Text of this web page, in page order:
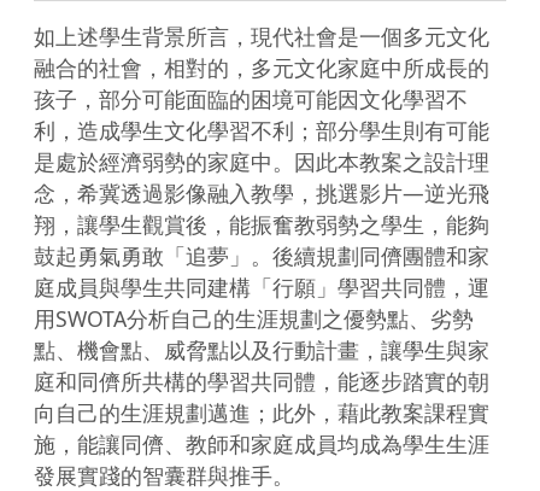
如上述學生背景所言，現代社會是一個多元文化
融合的社會，相對的，多元文化家庭中所成長的
孩子，部分可能面臨的困境可能因文化學習不
利，造成學生文化學習不利；部分學生則有可能
是處於經濟弱勢的家庭中。因此本教案之設計理
念，希冀透過影像融入教學，挑選影片—逆光飛
翔，讓學生觀賞後，能振奮教弱勢之學生，能夠
鼓起勇氣勇敢「追夢」。後續規劃同儕團體和家
庭成員與學生共同建構「行願」學習共同體，運
用SWOTA分析自己的生涯規劃之優勢點、劣勢
點、機會點、威脅點以及行動計畫，讓學生與家
庭和同儕所共構的學習共同體，能逐步踏實的朝
向自己的生涯規劃邁進；此外，藉此教案課程實
施，能讓同儕、教師和家庭成員均成為學生生涯
發展實踐的智囊群與推手。